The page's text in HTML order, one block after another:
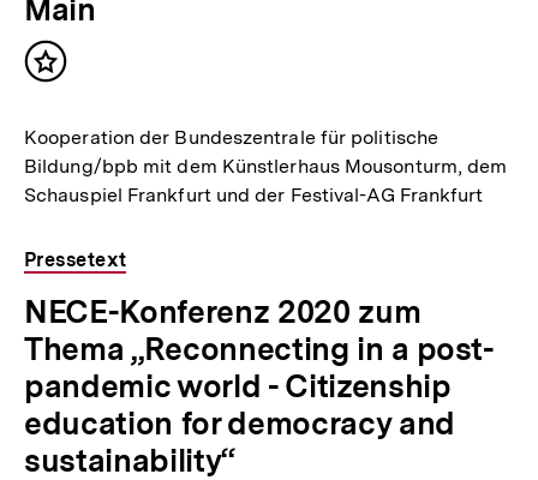
Main
Inhalt
Kooperation der Bundeszentrale für politische
Bildung/bpb mit dem Künstlerhaus Mousonturm, dem
Schauspiel Frankfurt und der Festival-AG Frankfurt
Pressetext
NECE-Konferenz 2020 zum
Thema „Reconnecting in a post-
pandemic world - Citizenship
education for democracy and
sustainability“